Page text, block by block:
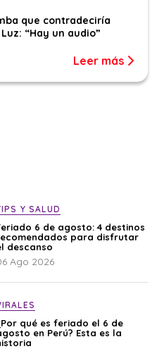
que contradeciría
“Hay un audio”
Leer más
Y SALUD
6 de agosto: 4 destinos
para disfrutar
descanso
Ago 2026
qué es feriado el 6 de
en Perú? Esta es la